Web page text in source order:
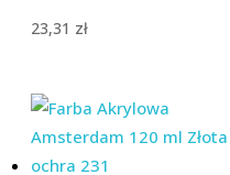
23,31 zł